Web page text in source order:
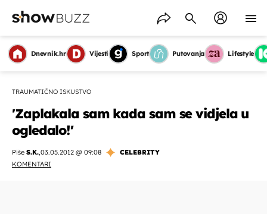
Dnevnik.hr Vijesti Sport Putovanja Lifestyle
TRAUMATIČNO ISKUSTVO
'Zaplakala sam kada sam se vidjela u
ogledalo!'
Piše S.K.,03.05.2012 @ 09:08
CELEBRITY
KOMENTARI